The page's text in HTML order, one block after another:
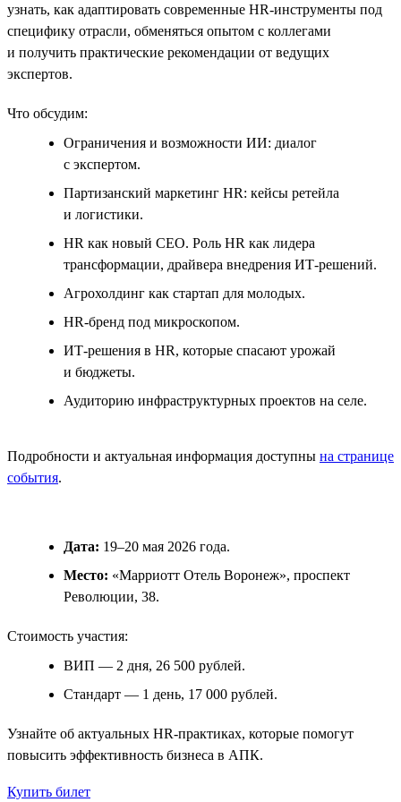
узнать, как адаптировать современные HR‑инструменты под
специфику отрасли, обменяться опытом с коллегами
и получить практические рекомендации от ведущих
экспертов.
Что обсудим:
Ограничения и возможности ИИ: диалог
с экспертом.
Партизанский маркетинг HR: кейсы ретейла
и логистики.
HR как новый CEO. Роль HR как лидера
трансформации, драйвера внедрения ИТ-решений.
Агрохолдинг как стартап для молодых.
HR-бренд под микроскопом.
ИТ-решения в HR, которые спасают урожай
и бюджеты.
Аудиторию инфраструктурных проектов на селе.
Подробности и актуальная информация доступны на странице
события.
Дата: 19–20 мая 2026 года.
Место: «Марриотт Отель Воронеж», проспект
Революции, 38.
Стоимость участия:
ВИП — 2 дня, 26 500 рублей.
Стандарт — 1 день, 17 000 рублей.
Узнайте об актуальных HR-практиках, которые помогут
повысить эффективность бизнеса в АПК.
Купить билет